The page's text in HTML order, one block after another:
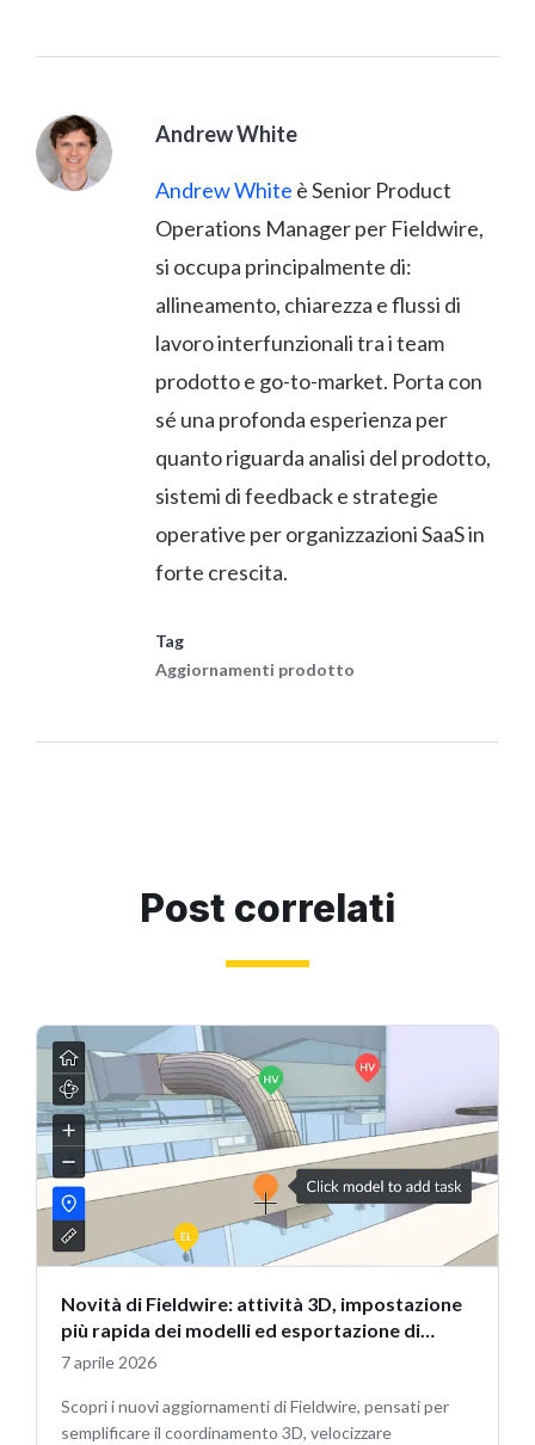
Andrew White
Andrew White è Senior Product
Operations Manager per Fieldwire,
si occupa principalmente di:
allineamento, chiarezza e flussi di
lavoro interfunzionali tra i team
prodotto e go-to-market. Porta con
sé una profonda esperienza per
quanto riguarda analisi del prodotto,
sistemi di feedback e strategie
operative per organizzazioni SaaS in
forte crescita.
Tag
Aggiornamenti prodotto
Post correlati
Novità di Fieldwire: attività 3D, impostazione
più rapida dei modelli ed esportazione di
planimetrie a più pagine
7 aprile 2026
Scopri i nuovi aggiornamenti di Fieldwire, pensati per
semplificare il coordinamento 3D, velocizzare